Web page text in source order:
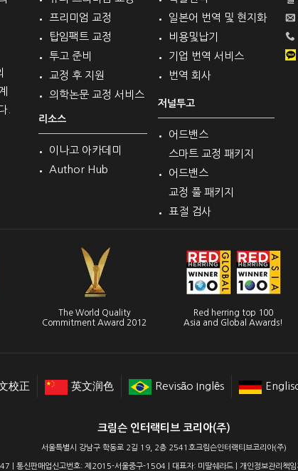
.
프리미엄 교정
탑임팩트 교정
투고 준비
교정 후 지원
의학논문 교정 서비스
리소스
이나고 아카데미
Author Hub
일본어 번역 및 현지화
비용및납기
기업 번역 서비스
번역 회사
저널투고
어드밴스
스마트 교정 패키지
어드밴스
교정 풀 패키지
표절 검사
The World Quality
Commitment Award 2012
Red herring top 100
Asia and Global Awards!
校正 英文润色 Revisão Inglês
크림슨 인터랙티브 코리아(주)
서울특별시 강남구 학동로 2길 19, 2층 2541호크림슨인터랙티브코리아(주)
| 통신판매업신고번호: 제2015-서울중구-1504 | 대표자: 미딸쉐라드 | 개인정보관리책